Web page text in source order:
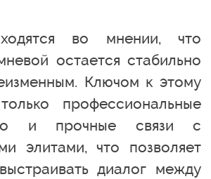
во мнении, что
остается стабильно
Ключом к этому
профессиональные
и прочные связи с
элитами, что позволяет
диалог между